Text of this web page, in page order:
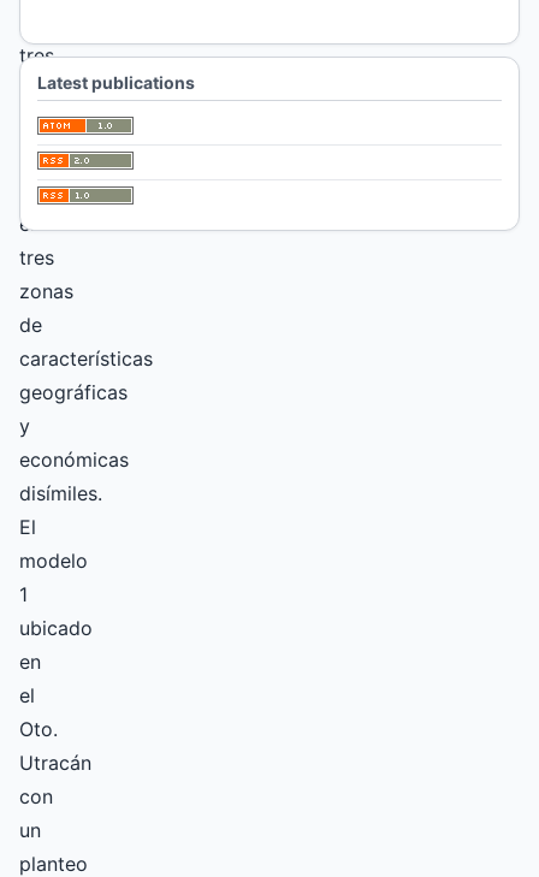
tres
modelos
de
explotación,
ubicados
en
tres
zonas
de
características
geográficas
y
económicas
disímiles.
El
modelo
1
ubicado
en
el
Oto.
Utracán
con
un
planteo
Latest publications